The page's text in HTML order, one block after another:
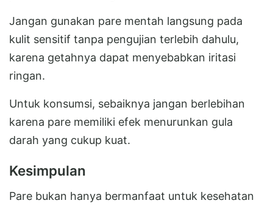
Jangan gunakan pare mentah langsung pada
kulit sensitif tanpa pengujian terlebih dahulu,
karena getahnya dapat menyebabkan iritasi
ringan.
Untuk konsumsi, sebaiknya jangan berlebihan
karena pare memiliki efek menurunkan gula
darah yang cukup kuat.
Kesimpulan
Pare bukan hanya bermanfaat untuk kesehatan